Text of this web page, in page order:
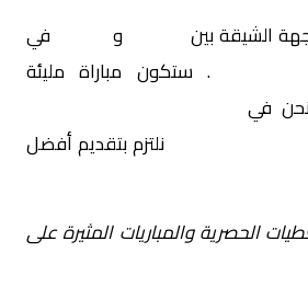
الشيقة بين والنجمة
في
. ستكون مباراة مليئة
في
نلتزم بتقديم أفضل
الحصرية والمباريات المثيرة على